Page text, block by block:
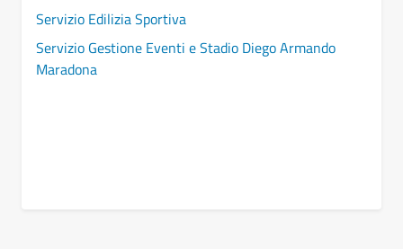
Servizio Edilizia Sportiva
Servizio Gestione Eventi e Stadio Diego Armando
Maradona